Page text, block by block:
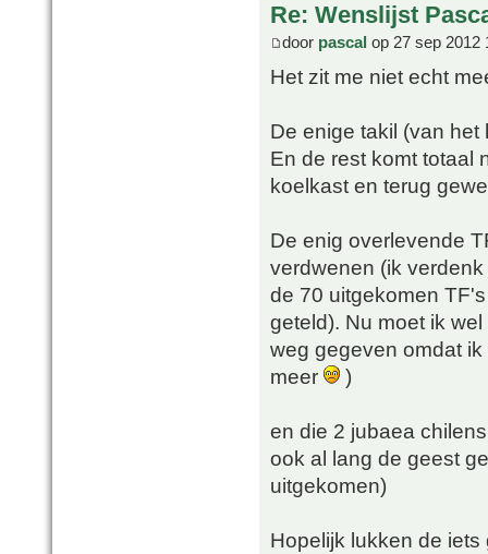
Re: Wenslijst
door pascal op 27 sep 2012
Het zit me niet echt
De enige takil (van
En de rest komt totaal
koelkast en terug
De enig overlevende
verdwenen (ik
de 70 uitgekomen
geteld). Nu moet ik
weg gegeven omdat
meer
)
en die 2 jubaea
ook al lang de geest
uitgekomen)
Hopelijk lukken de